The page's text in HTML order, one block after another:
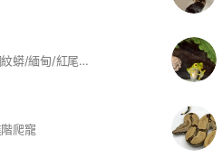
請詳閱版規後討論交流，網紋蟒/緬甸/紅尾蚺
爬寵